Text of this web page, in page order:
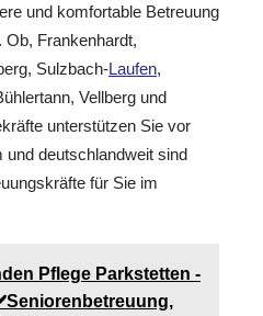
und komfortable Betreuung
Ob, Frankenhardt,
Sulzbach-Laufen,
Vellberg und
unterstützen Sie vor
und deutschlandweit sind
für Sie im
Pflege Parkstetten -